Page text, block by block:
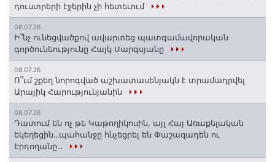
դուստրերի էջերին չի հետեւում
08.07.26
Ի՞նչ ունեցվածքով ավարտեց պատգամավորական
գործունեությունը Հայկ Սարգսյանը
08.07.26
Ո՞ւմ շքեղ նորոգված աշխատասենյակն է տրամադրվել
Արայիկ Հարությունյանին
08.07.26
Դատում են ոչ թե Կաթողիկոսին, այլ Հայ Առաքելական
եկեղեցին․․․պահանջը հնչեցրել են Փաշազադեն ու
Էրդողանը․․․